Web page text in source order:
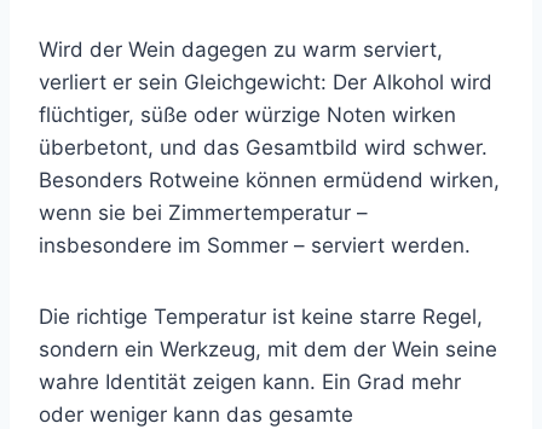
Wird der Wein dagegen zu warm serviert,
verliert er sein Gleichgewicht: Der Alkohol wird
flüchtiger, süße oder würzige Noten wirken
überbetont, und das Gesamtbild wird schwer.
Besonders Rotweine können ermüdend wirken,
wenn sie bei Zimmertemperatur –
insbesondere im Sommer – serviert werden.
Die richtige Temperatur ist keine starre Regel,
sondern ein Werkzeug, mit dem der Wein seine
wahre Identität zeigen kann. Ein Grad mehr
oder weniger kann das gesamte